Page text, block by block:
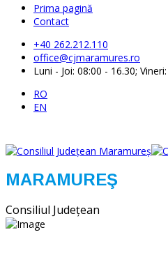
Prima pagină
Contact
+40 262.212.110
office@cjmaramures.ro
Luni - Joi: 08:00 - 16.30;
RO
EN
MARAMUREŞ
Consiliul Judeţean